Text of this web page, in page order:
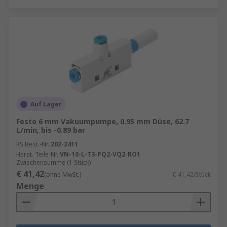
Medizin, der Forschung, der Verpackungstechnik
und Verfahrenstechnik verwendet wird, um
Flüssigkeiten von festen Partikeln zu trennen.
Dabei wird ein Vakuum erzeugt, um die Filtration
zu beschleunigen und die Flüssigkeit durch einen
Filter zu ziehen. Das Verfahren basiert auf dem
Prinzip der Unterdruckfiltration.
Anwendungsbereiche von Vakuum-
Komponenten
Auf Lager
Festo 6 mm Vakuumpumpe, 0.95 mm Düse, 62.7
L/min, bis -0.89 bar
RS Best.-Nr. 202-2411
Herst. Teile-Nr. VN-10-L-T3-PQ2-VQ2-RO1
Zwischensumme (1 Stück)
€ 41,42(ohne MwSt.) € 41,42/Stück
Menge